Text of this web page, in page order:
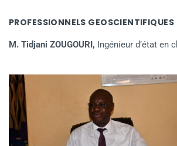
PROFESSIONNELS GEOSCIENTIFIQUES
M. Tidjani ZOUGOURI, Ingénieur d’état en